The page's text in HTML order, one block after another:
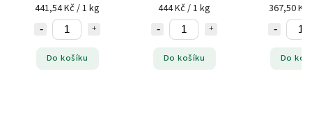
441,54 Kč / 1 kg
Do košíku
444 Kč / 1 kg
Do košíku
367,50 Kč
Do